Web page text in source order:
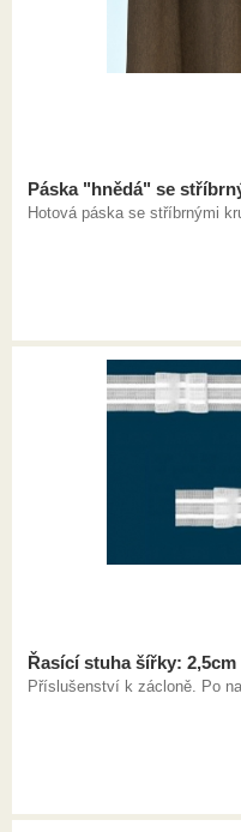
Páska "hnědá" se
Hotová páska se stříbrnými
Řasící stuha šířky:
Příslušenství k zácloně. Po